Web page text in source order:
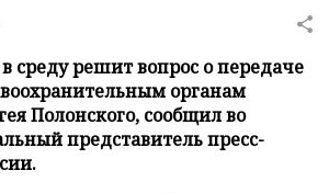
среду решит вопрос о передаче
органам
Полонского, сообщил во
представитель пресс-